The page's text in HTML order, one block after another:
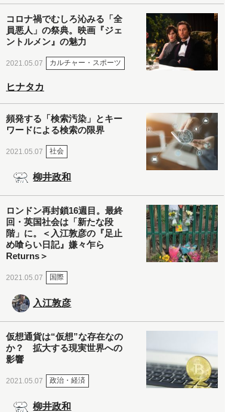
コロナ禍でむしろ沁みる「全
員悪人」の祭典。映画『ジェ
ントルメン』の魅力
2021.05.07 カルチャー・スポーツ
ヒナタカ
頻発する「検索汚染」とキー
ワードによる検索の限界
2021.05.07 社会
柳井政和
ロンドン再封鎖16週目。最終
回・英国社会は「新たな段
階」に。＜入江敦彦の『足止
め喰らい日記』嫌々乍ら
Returns＞
2021.05.07 国際
入江敦彦
仮想通貨は“仮想”な存在なの
か？ 拡大する現実世界への
影響
2021.05.07 政治・経済
柳井政和